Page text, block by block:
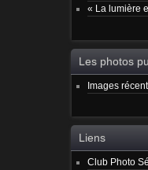
« La lumière
Les photos
Images
Liens
Club Photo